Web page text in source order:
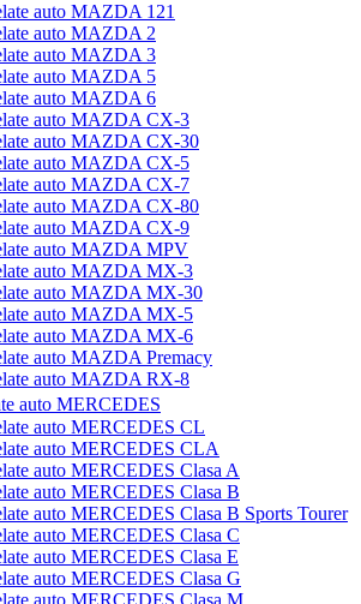
auto MAZDA 121
auto MAZDA 2
auto MAZDA 3
auto MAZDA 5
auto MAZDA 6
auto MAZDA CX-3
auto MAZDA CX-30
auto MAZDA CX-5
auto MAZDA CX-7
auto MAZDA CX-80
auto MAZDA CX-9
auto MAZDA MPV
auto MAZDA MX-3
auto MAZDA MX-30
auto MAZDA MX-5
auto MAZDA MX-6
auto MAZDA Premacy
auto MAZDA RX-8
auto MERCEDES
auto MERCEDES CL
auto MERCEDES CLA
auto MERCEDES Clasa A
auto MERCEDES Clasa B
auto MERCEDES Clasa B Sports Tourer
auto MERCEDES Clasa C
auto MERCEDES Clasa E
auto MERCEDES Clasa G
auto MERCEDES Clasa M